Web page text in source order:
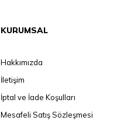
KURUMSAL
Hakkımızda
İletişim
İptal ve İade Koşulları
Mesafeli Satış Sözleşmesi